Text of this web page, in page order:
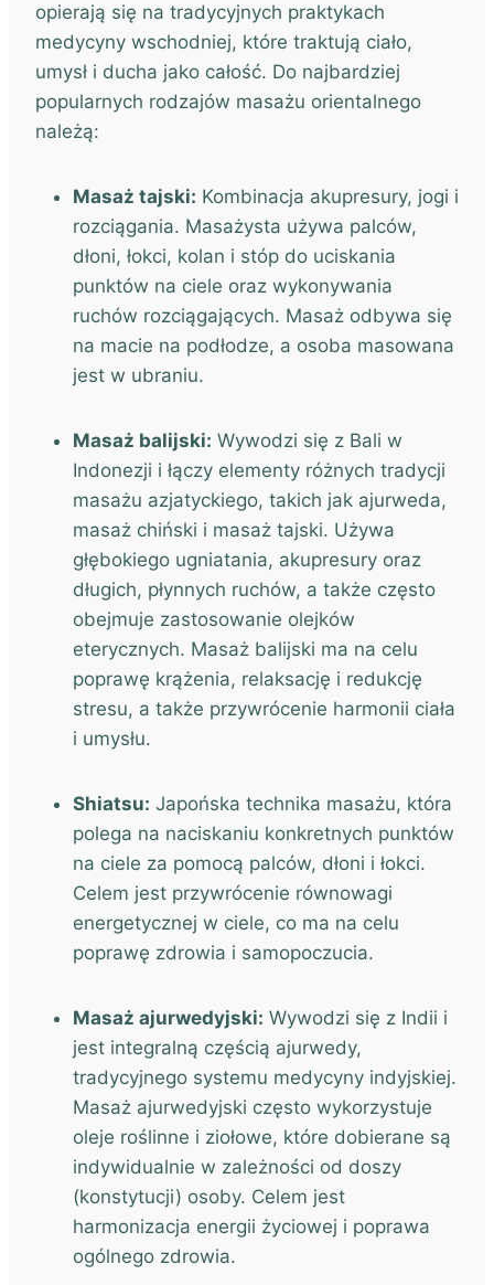
opierają się na tradycyjnych praktykach
medycyny wschodniej, które traktują ciało,
umysł i ducha jako całość. Do najbardziej
popularnych rodzajów masażu orientalnego
należą:
Masaż tajski: Kombinacja akupresury, jogi i
rozciągania. Masażysta używa palców,
dłoni, łokci, kolan i stóp do uciskania
punktów na ciele oraz wykonywania
ruchów rozciągających. Masaż odbywa się
na macie na podłodze, a osoba masowana
jest w ubraniu.
Masaż balijski: Wywodzi się z Bali w
Indonezji i łączy elementy różnych tradycji
masażu azjatyckiego, takich jak ajurweda,
masaż chiński i masaż tajski. Używa
głębokiego ugniatania, akupresury oraz
długich, płynnych ruchów, a także często
obejmuje zastosowanie olejków
eterycznych. Masaż balijski ma na celu
poprawę krążenia, relaksację i redukcję
stresu, a także przywrócenie harmonii ciała
i umysłu.
Shiatsu: Japońska technika masażu, która
polega na naciskaniu konkretnych punktów
na ciele za pomocą palców, dłoni i łokci.
Celem jest przywrócenie równowagi
energetycznej w ciele, co ma na celu
poprawę zdrowia i samopoczucia.
Masaż ajurwedyjski: Wywodzi się z Indii i
jest integralną częścią ajurwedy,
tradycyjnego systemu medycyny indyjskiej.
Masaż ajurwedyjski często wykorzystuje
oleje roślinne i ziołowe, które dobierane są
indywidualnie w zależności od doszy
(konstytucji) osoby. Celem jest
harmonizacja energii życiowej i poprawa
ogólnego zdrowia.